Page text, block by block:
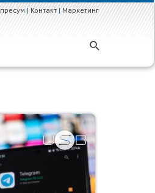
|Контакт|Маркетинг